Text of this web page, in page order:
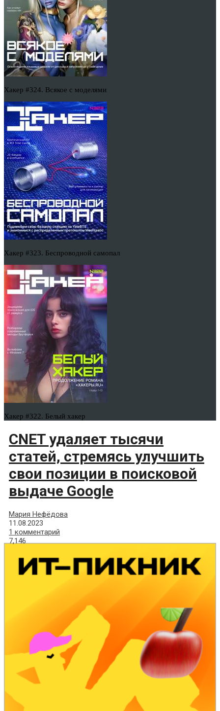
Хакер #324. Всякое с моделями
Хакер #323. Беспроводной самопал
Хакер #322. Белый хакер
CNET удаляет тысячи
статей, стремясь улучшить
свои позиции в поисковой
выдаче Google
Мария Нефёдова
11.08.2023
1 комментарий
7,146